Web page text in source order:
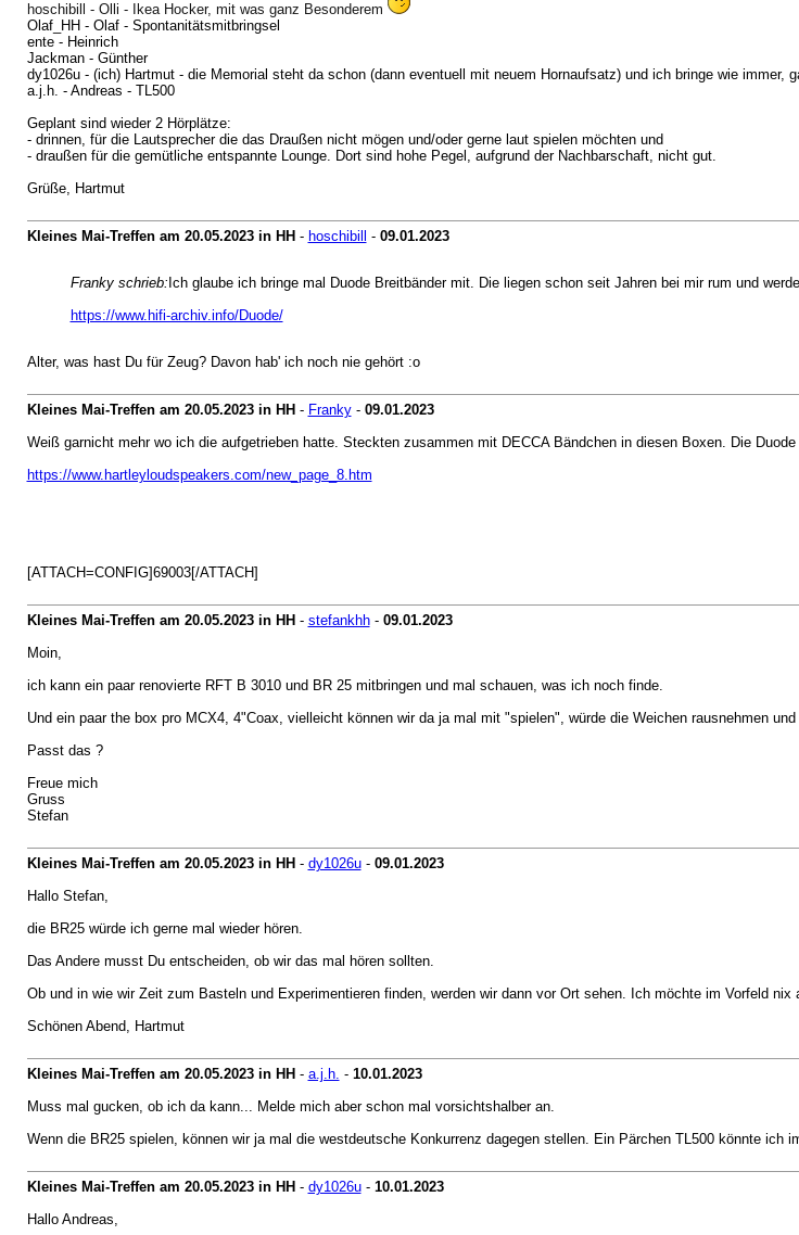
hoschibill - Olli - Ikea Hocker, mit was ganz Besonderem
Olaf_HH - Olaf - Spontanitätsmitbringsel
ente - Heinrich
Jackman - Günther
dy1026u - (ich) Hartmut - die Memorial steht da schon (dann eventuell mit neuem Hornaufsatz) und ich bringe wie immer,
a.j.h. - Andreas - TL500
Geplant sind wieder 2 Hörplätze:
- drinnen, für die Lautsprecher die das Draußen nicht mögen und/oder gerne laut spielen möchten und
- draußen für die gemütliche entspannte Lounge. Dort sind hohe Pegel, aufgrund der Nachbarschaft, nicht gut.
Grüße, Hartmut
Kleines Mai-Treffen am 20.05.2023 in HH - hoschibill - 09.01.2023
Franky schrieb: Ich glaube ich bringe mal Duode Breitbänder mit. Die liegen schon seit Jahren bei mir rum und
https://www.hifi-archiv.info/Duode/
Alter, was hast Du für Zeug? Davon hab' ich noch nie gehört :o
Kleines Mai-Treffen am 20.05.2023 in HH - Franky- 09.01.2023
Weiß garnicht mehr wo ich die aufgetrieben hatte. Steckten zusammen mit DECCA Bändchen in diesen Boxen. Die
https://www.hartleyloudspeakers.com/new_page_8.htm
[ATTACH=CONFIG]69003[/ATTACH]
Kleines Mai-Treffen am 20.05.2023 in HH - stefankhh- 09.01.2023
Moin,
ich kann ein paar renovierte RFT B 3010 und BR 25 mitbringen und mal schauen, was ich noch finde.
Und ein paar the box pro MCX4, 4"Coax, vielleicht können wir da ja mal mit "spielen", würde die Weichen rausnehmen
Passt das ?
Freue mich
Gruss
Stefan
Kleines Mai-Treffen am 20.05.2023 in HH - dy1026u- 09.01.2023
Hallo Stefan,
die BR25 würde ich gerne mal wieder hören.
Das Andere musst Du entscheiden, ob wir das mal hören sollten.
Ob und in wie wir Zeit zum Basteln und Experimentieren finden, werden wir dann vor Ort sehen. Ich möchte im Vorfeld
Schönen Abend, Hartmut
Kleines Mai-Treffen am 20.05.2023 in HH - a.j.h. - 10.01.2023
Muss mal gucken, ob ich da kann... Melde mich aber schon mal vorsichtshalber an.
Wenn die BR25 spielen, können wir ja mal die westdeutsche Konkurrenz dagegen stellen. Ein Pärchen TL500 könnte ich
Kleines Mai-Treffen am 20.05.2023 in HH - dy1026u- 10.01.2023
Hallo Andreas,